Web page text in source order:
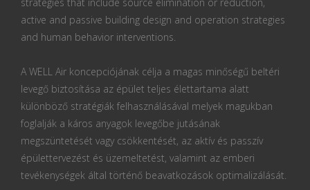
active and passive building design and operation strategies
and human behavior interventions.
A WELL Air koncepciójának célja a magas minőségű beltéri
levegő biztosítása az épület teljes élettartama alatt
különböző stratégiák felhasználásával melyek magukban
foglalják a káros anyagok levegőbe jutásának
megszüntetését vagy csökkentését, az aktív és passzív
épülettervezést és üzemeltetést, valamint az emberi
tevékenységek által történő beavatkozások optimalizálását.